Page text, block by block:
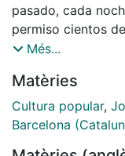
pasado, cada
permiso cientos
Barcelona. Esos
encargaba de
custodiarla y
actualidad apenas
Més...
Matèries
Cultura popular,
Barcelona